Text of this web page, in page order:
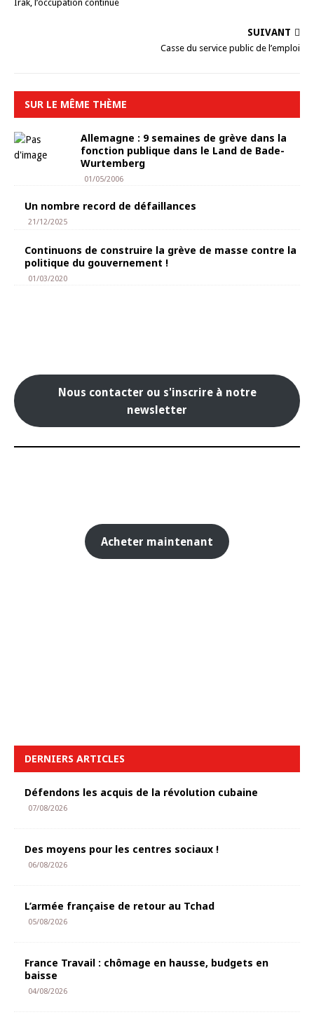
Irak, l’occupation continue
SUIVANT
Casse du service public de l’emploi
SUR LE MÊME THÈME
Allemagne : 9 semaines de grève dans la
fonction publique dans le Land de Bade-
Wurtemberg
01/05/2006
Un nombre record de défaillances
21/12/2025
Continuons de construire la grève de masse contre la
politique du gouvernement !
01/03/2020
Nous contacter ou s'inscrire à notre
newsletter
Acheter maintenant
DERNIERS ARTICLES
Défendons les acquis de la révolution cubaine
07/08/2026
Des moyens pour les centres sociaux !
06/08/2026
L’armée française de retour au Tchad
05/08/2026
France Travail : chômage en hausse, budgets en
baisse
04/08/2026